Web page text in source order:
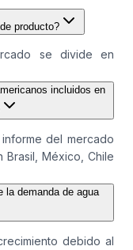
producto?
se divide en
incluidos en
del mercado
Brasil, México, Chile
la demanda de agua
debido al